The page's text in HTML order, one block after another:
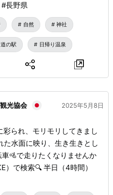
長野県
自然 神社
道の駅 日帰り温泉
光協会 2025年5月8日
られ、モリモリしてきまし
水面に映り、生き生きとし